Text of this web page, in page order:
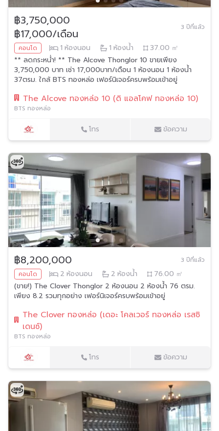
฿3,750,000
฿17,000/เดือน
3 ปีที่แล้ว
คอนโด 1 ห้องนอน 1 ห้องน้ำ 37.00 ㎡
** ลดกระหน่ำ! ** The Alcove Thonglor 10 ขายเพียง
3,750,000 บาท เช่า 17,000บาท/เดือน 1 ห้องนอน 1 ห้องน้ำ
37ตรม. ใกล้ BTS ทองหล่อ เฟอร์นิเจอร์ครบพร้อมเข้าอยู่
The Alcove ทองหล่อ 10 (ดิ แอลโคฟ ทองหล่อ 10)
BTS ทองหล่อ
โทร ข้อความ
฿8,200,000
3 ปีที่แล้ว
คอนโด
2 ห้องนอน 2 ห้องน้ำ 76.00 ㎡
(ขาย!) The Clover Thonglor 2 ห้องนอน 2 ห้องน้ำ 76 ตรม.
เพียง 8.2 รวมทุกอย่าง เฟอร์นิเจอร์ครบพร้อมเข้าอยู่
The Clover ทองหล่อ (เดอะ โคลเวอร์ ทองหล่อ เรสซิ
เดนซ์)
BTS ทองหล่อ
โทร ข้อความ